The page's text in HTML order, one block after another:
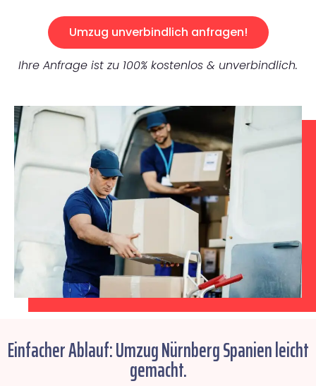
Umzug unverbindlich anfragen!
Ihre Anfrage ist zu 100% kostenlos & unverbindlich.
Einfacher Ablauf: Umzug Nürnberg Spanien leicht
gemacht.